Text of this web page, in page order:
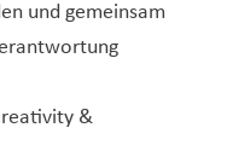
und gemeinsam
&